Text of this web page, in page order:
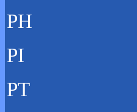
PH
PI
PT